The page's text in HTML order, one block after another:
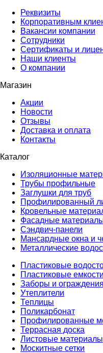
Реквизиты
Корпоративным
Вакансии компании
Сотрудники
Сертификаты и
Наши клиенты
О компании
Магазин
Акции
Новости
Отзывы
Доставка и оплата
Контакты
Каталог
Изоляционные
Трубы профильные
Заглушки для труб
Профилированный
Кровельные
Фасадные
Сэндвич-панели
Мансардные окна и
Металлические
Пластиковые
Пластиковые емкости
Заборы и ограждения
Утеплители
Теплицы
Поликарбонат
Профилированные
Террасная доска
Листовые материалы
Москитные сетки